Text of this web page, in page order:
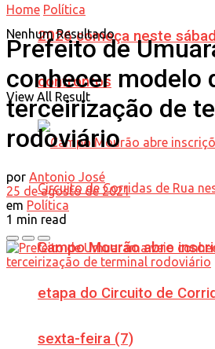
2026 começa neste
confrontos
Campo Mourão abre
etapa do Circuito de
sexta-feira (7)
Nenhum Resultado
View All Result
Home Política
Prefeito de
conhecer modelo
terceirização de
rodoviário
por Antonio José
25 de agosto de 2021
em Política
1 min read